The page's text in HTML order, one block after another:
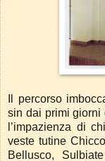
Il percorso
sin dai primi giorni
l’impazienza di
veste tutine
Bellusco,